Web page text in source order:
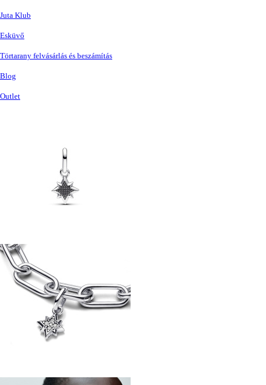
Juta Klub
Esküvő
Törtarany felvásárlás és beszámítás
Blog
Outlet